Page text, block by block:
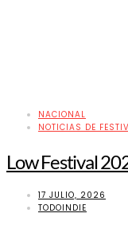
NACIONAL
NOTICIAS DE
Low Festival
17 JULIO, 2026
TODOINDIE